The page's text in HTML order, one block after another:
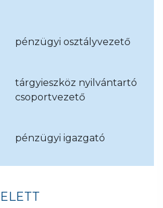
pénzügyi osztályvezető
tárgyieszköz nyilvántartó
csoportvezető
pénzügyi igazgató